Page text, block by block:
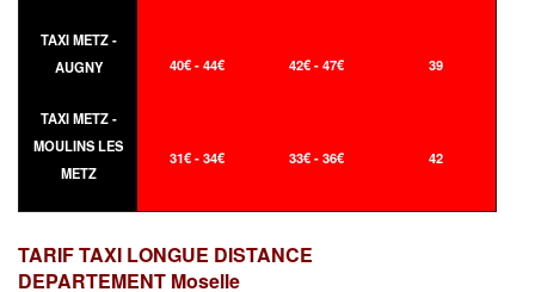
TAXI METZ -
AUGNY
40€ - 44€ 42€ - 47€ 39
TAXI METZ -
MOULINS LES
METZ
31€ - 34€ 33€ - 36€ 42
TARIF TAXI LONGUE DISTANCE
DEPARTEMENT Moselle